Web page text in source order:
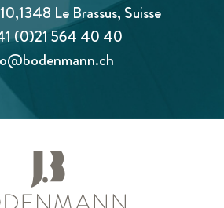
Le Brassus, Suisse
(0)21 564 40 40